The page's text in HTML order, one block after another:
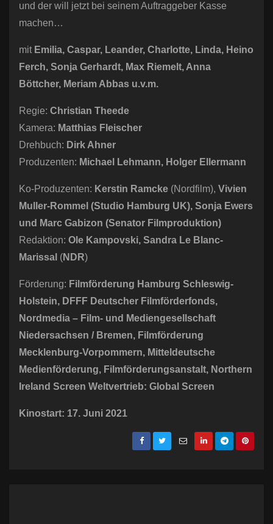
und der will jetzt bei seinem Auftraggeber Kasse
machen…
mit Emilia, Caspar, Leander, Charlotte, Linda, Heino
Ferch, Sonja Gerhardt, Max Riemelt, Anna
Böttcher, Meriam Abbas u.v.m.
Regie: Christian Theede
Kamera: Matthias Fleischer
Drehbuch: Dirk Ahner
Produzenten: Michael Lehmann, Holger Ellermann
Ko-Produzenten: Kerstin Ramcke (Nordfilm), Vivien
Muller-Rommel (Studio Hamburg UK), Sonja Ewers
und Marc Gabizon (Senator Filmproduktion)
Redaktion: Ole Kampovski, Sandra Le Blanc-
Marissal (NDR)
Förderung: Filmförderung Hamburg Schleswig-
Holstein, DFFF Deutscher Filmförderfonds,
Nordmedia – Film- und Mediengesellschaft
Niedersachsen / Bremen, Filmförderung
Mecklenburg-Vorpommern, Mitteldeutsche
Medienförderung, Filmförderungsanstalt, Northern
Ireland Screen Weltvertrieb: Global Screen
Kinostart: 17. Juni 2021